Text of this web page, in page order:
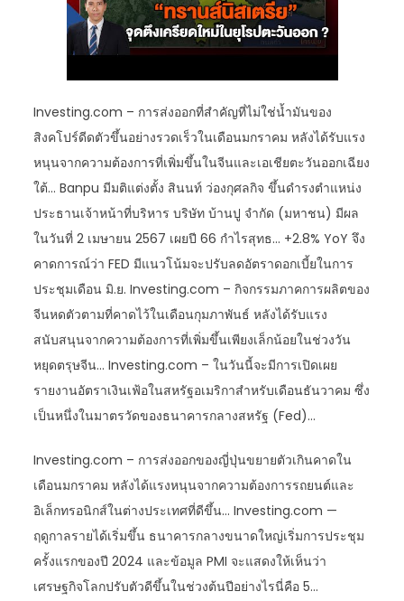
Investing.com – การส่งออกที่สำคัญที่ไม่ใช่น้ำมันของ
สิงคโปร์ดีดตัวขึ้นอย่างรวดเร็วในเดือนมกราคม หลังได้รับแรง
หนุนจากความต้องการที่เพิ่มขึ้นในจีนและเอเชียตะวันออกเฉียง
ใต้… Banpu มีมติแต่งตั้ง สินนท์ ว่องกุศลกิจ ขึ้นดำรงตำแหน่ง
ประธานเจ้าหน้าที่บริหาร บริษัท บ้านปู จำกัด (มหาชน) มีผล
ในวันที่ 2 เมษายน 2567 เผยปี 66 กำไรสุทธ… +2.8% YoY จึง
คาดการณ์ว่า FED มีแนวโน้มจะปรับลดอัตราดอกเบี้ยในการ
ประชุมเดือน มิ.ย. Investing.com – กิจกรรมภาคการผลิตของ
จีนหดตัวตามที่คาดไว้ในเดือนกุมภาพันธ์ หลังได้รับแรง
สนับสนุนจากความต้องการที่เพิ่มขึ้นเพียงเล็กน้อยในช่วงวัน
หยุดตรุษจีน… Investing.com – ในวันนี้จะมีการเปิดเผย
รายงานอัตราเงินเฟ้อในสหรัฐอเมริกาสำหรับเดือนธันวาคม ซึ่ง
เป็นหนึ่งในมาตรวัดของธนาคารกลางสหรัฐ (Fed)…
Investing.com – การส่งออกของญี่ปุ่นขยายตัวเกินคาดใน
เดือนมกราคม หลังได้แรงหนุนจากความต้องการรถยนต์และ
อิเล็กทรอนิกส์ในต่างประเทศที่ดีขึ้น… Investing.com —
ฤดูกาลรายได้เริ่มขึ้น ธนาคารกลางขนาดใหญ่เริ่มการประชุม
ครั้งแรกของปี 2024 และข้อมูล PMI จะแสดงให้เห็นว่า
เศรษฐกิจโลกปรับตัวดีขึ้นในช่วงต้นปีอย่างไรนี่คือ 5…